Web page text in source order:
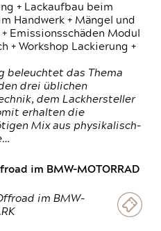
+ Lackaufbau beim
Handwerk + Mängel und
Emissionsschäden Modul
+ Workshop Lackierung +
beleuchtet das Thema
drei üblichen
dem Lackhersteller
erhalten die
Mix aus physikalisch-
im BMW-MOTORRAD
im BMW-